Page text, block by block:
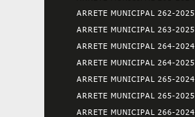
ARRETE MUNICIPAL 262-2025
ARRETE MUNICIPAL 263-2025
ARRETE MUNICIPAL 264-2024
ARRETE MUNICIPAL 264-2025
ARRETE MUNICIPAL 265-2024
ARRETE MUNICIPAL 265-2025
ARRETE MUNICIPAL 266-2024